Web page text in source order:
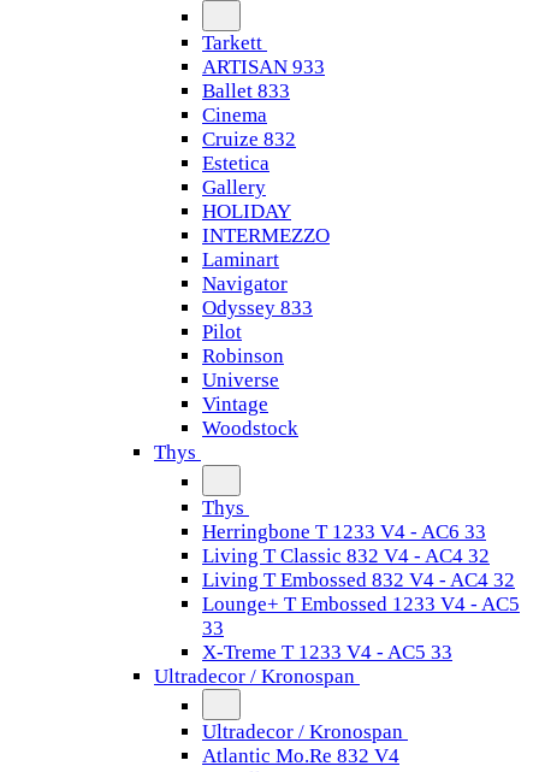
Tarkett
ARTISAN 933
Ballet 833
Cinema
Cruize 832
Estetica
Gallery
HOLIDAY
INTERMEZZO
Laminart
Navigator
Odyssey 833
Pilot
Robinson
Universe
Vintage
Woodstock
Thys
Thys
Herringbone T 1233 V4 - AC6 33
Living T Classic 832 V4 - AC4 32
Living T Embossed 832 V4 - AC4 32
Lounge+ T Embossed 1233 V4 - AC5
33
X-Treme T 1233 V4 - AC5 33
Ultradecor / Kronospan
Ultradecor / Kronospan
Atlantic Mo.Re 832 V4